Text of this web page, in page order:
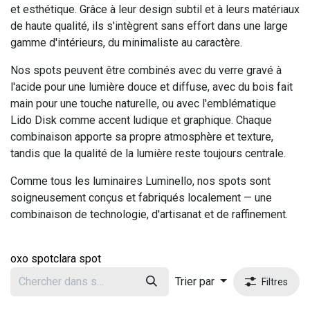
et esthétique. Grâce à leur design subtil et à leurs matériaux
de haute qualité, ils s'intègrent sans effort dans une large
gamme d'intérieurs, du minimaliste au caractère.
Nos spots peuvent être combinés avec du verre gravé à
l'acide pour une lumière douce et diffuse, avec du bois fait
main pour une touche naturelle, ou avec l'emblématique
Lido Disk comme accent ludique et graphique. Chaque
combinaison apporte sa propre atmosphère et texture,
tandis que la qualité de la lumière reste toujours centrale.
Comme tous les luminaires Luminello, nos spots sont
soigneusement conçus et fabriqués localement — une
combinaison de technologie, d'artisanat et de raffinement.
oxo spotclara spot
Trier par
Filtres